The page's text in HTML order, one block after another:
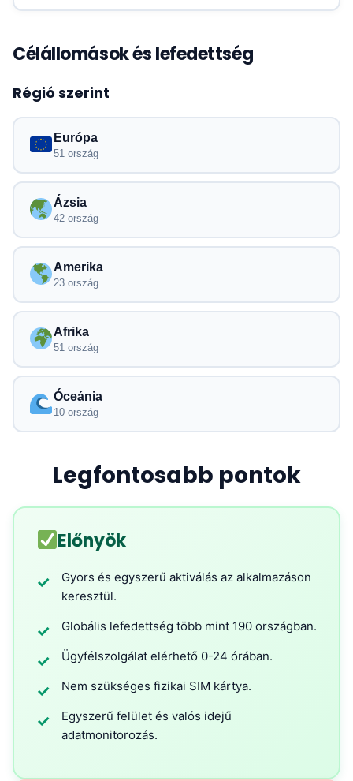
Célállomások és lefedettség
Régió szerint
Európa
51 ország
Ázsia
42 ország
Amerika
23 ország
Afrika
51 ország
Óceánia
10 ország
Legfontosabb pontok
Előnyök
✓
Gyors és egyszerű aktiválás az alkalmazáson
keresztül.
✓ Globális lefedettség több mint 190 országban.
✓ Ügyfélszolgálat elérhető 0-24 órában.
✓ Nem szükséges fizikai SIM kártya.
✓
Egyszerű felület és valós idejű
adatmonitorozás.